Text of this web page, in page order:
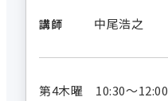
講師 中尾浩之
第4木曜 10:30～12:00